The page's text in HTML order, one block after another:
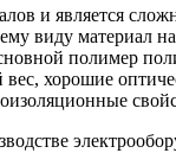
и является
виду материал
полимер
хорошие